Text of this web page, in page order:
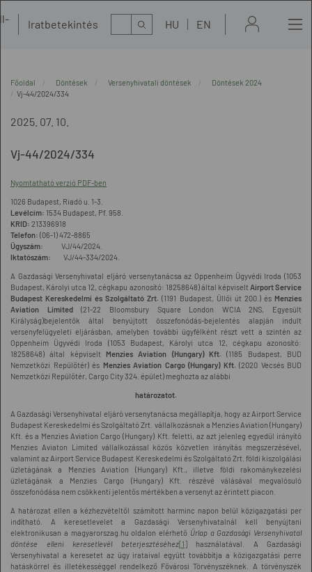
Iratbetekintés Kereső HU EN
Főoldal Döntések Versenyhivatali döntések
Döntések 2024
Vj-44/2024/334
2025. 07. 10.
Vj-44/2024/334
Nyomtatható verzió PDF-ben
1026 Budapest, Riadó u. 1-3.
Levélcím: 1534 Budapest, Pf. 958.
KRID: 213396918
Telefon: (06-1) 472-8865
Ügyszám: VJ/44/2024.
Iktatószám: VJ/44-334/2024.
A Gazdasági Versenyhivatal eljáró versenytanácsa az Oppenheim Ügyvédi Iroda (1053
Budapest, Károlyi utca 12, cégkapu azonosító: 18258648) által képviseltAirport Service
Budapest Kereskedelmi és Szolgáltató Zrt. (1191 Budapest, Üllői út 200.) és Menzies
Aviation Limited(21-22 Bloomsbury Square London WCIA 2NS, Egyesült
Királyság)bejelentők által benyújtott összefonódás-bejelentés alapján indult
versenyfelügyeleti eljárásban, amelyben további ügyfélként részt vett a szintén az
Oppenheim Ügyvédi Iroda (1053 Budapest, Károlyi utca 12, cégkapu azonosító:
18258648) által képviselt Menzies Aviation (Hungary) Kft. (1185 Budapest, BUD
Nemzetközi Repülőtér) és Menzies Aviation Cargo (Hungary) Kft. (2020 Vecsés BUD
Nemzetközi Repülőtér, Cargo City 324. épület) meghozta az alábbi
határozatot.
A Gazdasági Versenyhivatal eljáró versenytanácsa megállapítja, hogy az Airport Service
Budapest Kereskedelmi és Szolgáltató Zrt. vállalkozásnak a Menzies Aviation (Hungary)
Kft. és a Menzies Aviation Cargo (Hungary) Kft. feletti, az azt jelenleg egyedül irányító
Menzies Aviaton Limited vállalkozással közös közvetlen irányítás megszerzésével,
valamint az Airport Service Budapest Kereskedelmi és Szolgáltató Zrt. földi kiszolgálási
üzletágának a Menzies Aviation (Hungary) Kft., illetve földi rakománykezelési
üzletágának a Menzies Cargo (Hungary) Kft. részévé válásával megvalósuló
összefonódása nem csökkenti jelentős mértékben a versenyt az érintett piacon.
A határozat ellen a kézhezvételtől számított harminc napon belül közigazgatási per
indítható. A keresetlevelet a Gazdasági Versenyhivatalnál kell benyújtani
elektronikusan a magyarorszag.hu oldalon elérhető Űrlap a Gazdasági Versenyhivatal
döntése elleni keresetlevél beterjesztéséhez[1]használatával. A Gazdasági
Versenyhivatal a keresetet az ügy irataival együtt továbbítja a közigazgatási perre
hatáskörrel és illetékességgel rendelkező Fővárosi Törvényszéknek. A törvényszék